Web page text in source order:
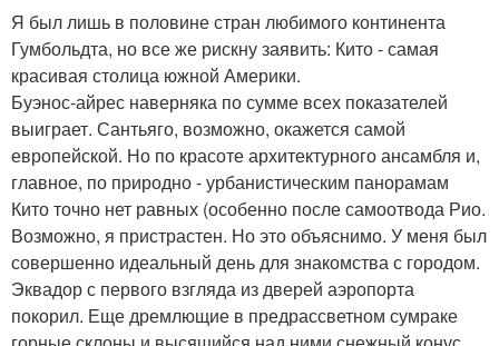
Я был лишь в половине стран любимого континента
Гумбольдта, но все же рискну заявить: Кито - самая
красивая столица южной Америки.
Буэнос-айрес наверняка по сумме всех показателей
выиграет. Сантьяго, возможно, окажется самой
европейской. Но по красоте архитектурного ансамбля и,
главное, по природно - урбанистическим панорамам
Кито точно нет равных (особенно после самоотвода Рио.
Возможно, я пристрастен. Но это объяснимо. У меня был
совершенно идеальный день для знакомства с городом.
Эквадор с первого взгляда из дверей аэропорта
покорил. Еще дремлющие в предрассветном сумраке